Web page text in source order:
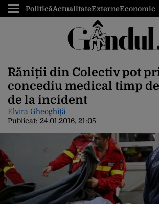
PoliticăActualitateExterneEconomic
Răniții din Colectiv pot
concediu medical timp
de la incident
Elvira Gheoghiță
Publicat: 24.01.2016, 21:05